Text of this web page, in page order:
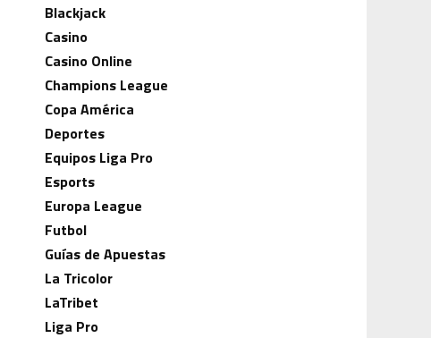
Blackjack
Casino
Casino Online
Champions League
Copa América
Deportes
Equipos Liga Pro
Esports
Europa League
Futbol
Guías de Apuestas
La Tricolor
LaTribet
Liga Pro